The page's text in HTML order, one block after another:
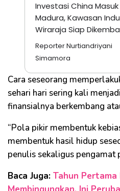
Investasi China Masuk
Madura, Kawasan
Wiraraja Siap
Reporter Nurtiandriyani
Simamora
Cara seseorang
sehari hari sering kali
finansialnya berkembang
“Pola pikir membentuk
membentuk hasil hidup
penulis sekaligus pengamat
Baca Juga: Tahun Pertama